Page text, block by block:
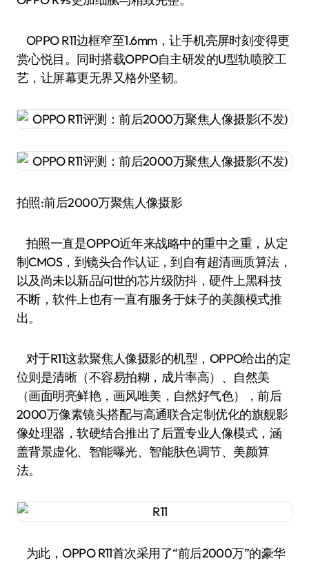
OPPO R11边框窄至1.6mm，让手机亮屏时刻变得更
赏心悦目。同时搭载OPPO自主研发的U型轨喷胶工
艺，让屏幕更无界又格外坚韧。
拍照:前后2000万聚焦人像摄影
拍照一直是OPPO近年来战略中的重中之重，从定
制CMOS，到镜头合作认证，到自有超清画质算法，
以及尚未以新品问世的芯片级防抖，硬件上黑科技
不断，软件上也有一直有服务于妹子的美颜模式推
出。
对于R11这款聚焦人像摄影的机型，OPPO给出的定
位则是清晰（不容易拍糊，成片率高）、自然美
（画面明亮鲜艳，画风唯美，自然好气色），前后
2000万像素镜头搭配与高通联合定制优化的旗舰影
像处理器，软硬结合推出了后置专业人像模式，涵
盖背景虚化、智能曝光、智能肤色调节、美颜算
法。
为此，OPPO R11首次采用了“前后2000万”的豪华